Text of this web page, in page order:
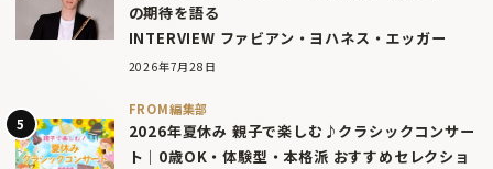
の期待を語る
INTERVIEW ファビアン・ヨハネス・エッガー
2026年7月28日
FROM編集部
2026年夏休み 親子で楽しむ♪クラシックコンサー
ト｜0歳OK・体験型・本格派 おすすめセレクショ